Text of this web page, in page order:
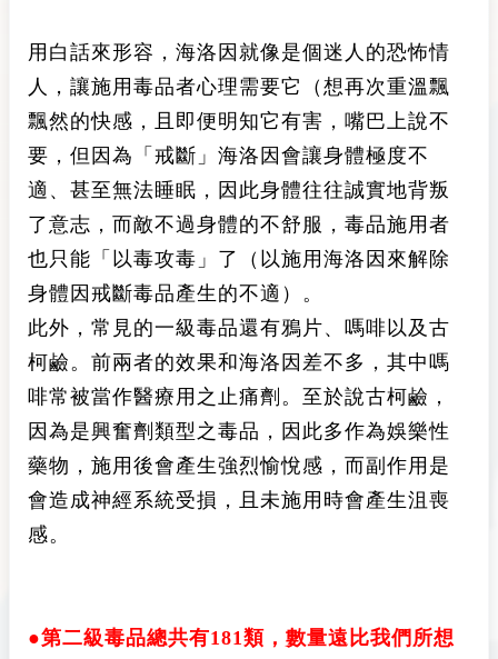
用白話來形容，海洛因就像是個迷人的恐怖情
人，讓施用毒品者心理需要它（想再次重溫飄
飄然的快感，且即便明知它有害，嘴巴上說不
要，但因為「戒斷」海洛因會讓身體極度不
適、甚至無法睡眠，因此身體往往誠實地背叛
了意志，而敵不過身體的不舒服，毒品施用者
也只能「以毒攻毒」了（以施用海洛因來解除
身體因戒斷毒品產生的不適）。
此外，常見的一級毒品還有鴉片、嗎啡以及古
柯鹼。前兩者的效果和海洛因差不多，其中嗎
啡常被當作醫療用之止痛劑。至於說古柯鹼，
因為是興奮劑類型之毒品，因此多作為娛樂性
藥物，施用後會產生強烈愉悅感，而副作用是
會造成神經系統受損，且未施用時會產生沮喪
感。
●第二級毒品總共有181類，數量遠比我們所想